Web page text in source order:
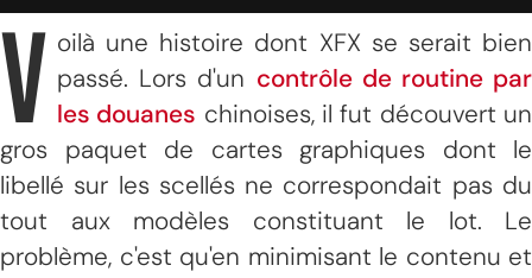
V oilà une histoire dont XFX se serait bien
passé. Lors d'un contrôle de routine par
les douanes chinoises, il fut découvert un
gros paquet de cartes graphiques dont le
libellé sur les scellés ne correspondait pas du
tout aux modèles constituant le lot. Le
problème, c'est qu'en minimisant le contenu et